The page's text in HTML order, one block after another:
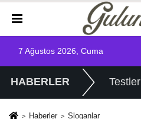
7 Ağustos 2026, Cuma
HABERLER Testler
Haberler Sloganlar